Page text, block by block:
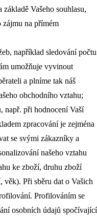
Vašeho souhlasu,
zájmu na přímém
například sledování počtu
umožňuje vyvinout
a plníme tak náš
obchodního vztahu;
např. při hodnocení Vaší
zpracování je zejména
se svými zákazníky a
našeho vztahu
ke zboží, druhu zboží
věk). Při sběru dat o Vašich
Profilováním se
osobních údajů spočívající